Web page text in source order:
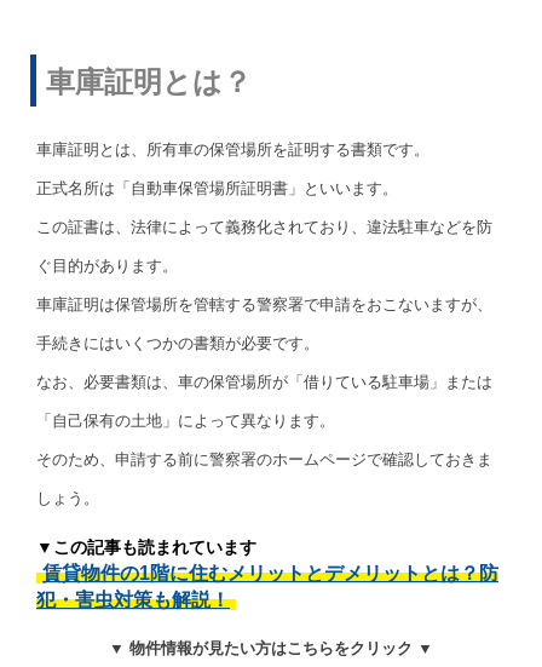
車庫証明とは？
車庫証明とは、所有車の保管場所を証明する書類です。
正式名所は「自動車保管場所証明書」といいます。
この証書は、法律によって義務化されており、違法駐車などを防
ぐ目的があります。
車庫証明は保管場所を管轄する警察署で申請をおこないますが、
手続きにはいくつかの書類が必要です。
なお、必要書類は、車の保管場所が「借りている駐車場」または
「自己保有の土地」によって異なります。
そのため、申請する前に警察署のホームページで確認しておきま
しょう。
▼この記事も読まれています
賃貸物件の1階に住むメリットとデメリットとは？防
犯・害虫対策も解説！
▼ 物件情報が見たい方はこちらをクリック ▼